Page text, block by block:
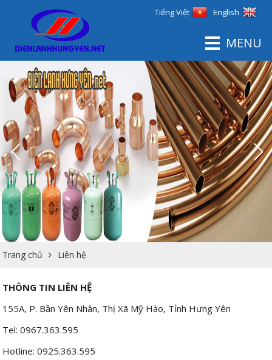
Tiếng Việt English
MENU
Trang chủ Liên hệ
THÔNG TIN LIÊN HỆ
155A, P. Bần Yên Nhân, Thị Xã Mỹ Hào, Tỉnh Hưng Yên
Tel: 0967.363.595
Hotline: 0925.363.595